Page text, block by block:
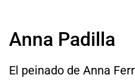
Anna Padilla
El peinado de Anna